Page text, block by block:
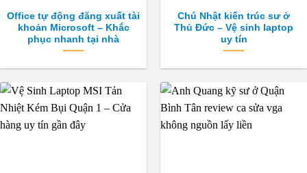
Office tự động đăng xuất tài
khoản Microsoft – Khắc
phục nhanh tại nhà
Chú Nhật kiến trúc sư ở
Thủ Đức – Vệ sinh laptop
uy tín